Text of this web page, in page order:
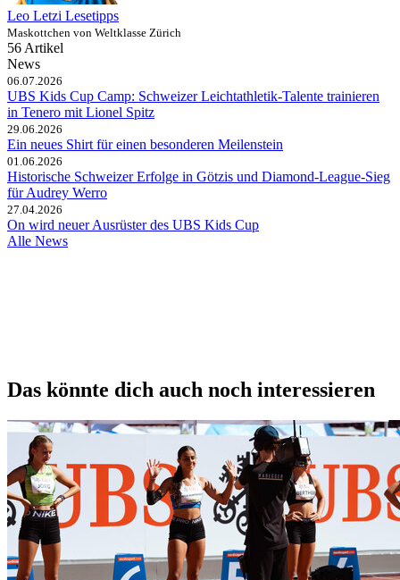
Leo Letzi Lesetipps
Maskottchen von Weltklasse Zürich
56 Artikel
News
06.07.2026
UBS Kids Cup Camp: Schweizer Leichtathletik-Talente trainieren
in Tenero mit Lionel Spitz
29.06.2026
Ein neues Shirt für einen besonderen Meilenstein
01.06.2026
Historische Schweizer Erfolge in Götzis und Diamond-League-Sieg
für Audrey Werro
27.04.2026
On wird neuer Ausrüster des UBS Kids Cup
Alle News
Das könnte dich auch noch interessieren